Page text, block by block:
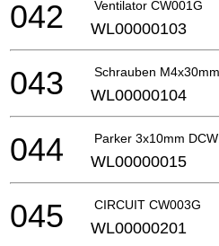
Ventilator CW001G
042 WL00000103
Schrauben
043 WL00000104
Parker 3x10mm
044 WL00000015
CIRCUIT CW003G
045 WL00000201